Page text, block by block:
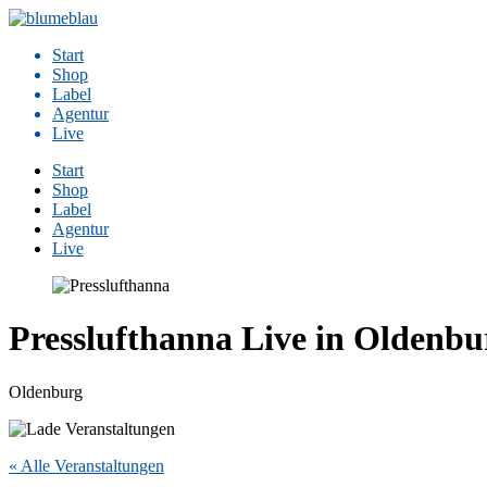
Zum
springenStart
Shop
Label
Agentur
Live
Start
Shop
Label
Agentur
Live
Presslufthanna Live in
Oldenburg
« Alle Veranstaltungen